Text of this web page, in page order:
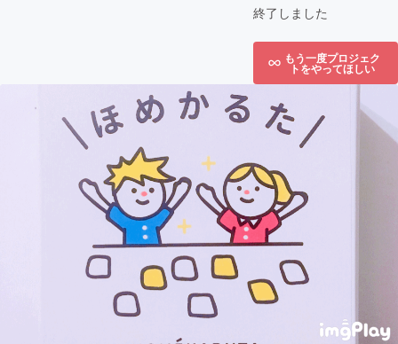
終了しました
もう一度プロジェク
トをやってほしい